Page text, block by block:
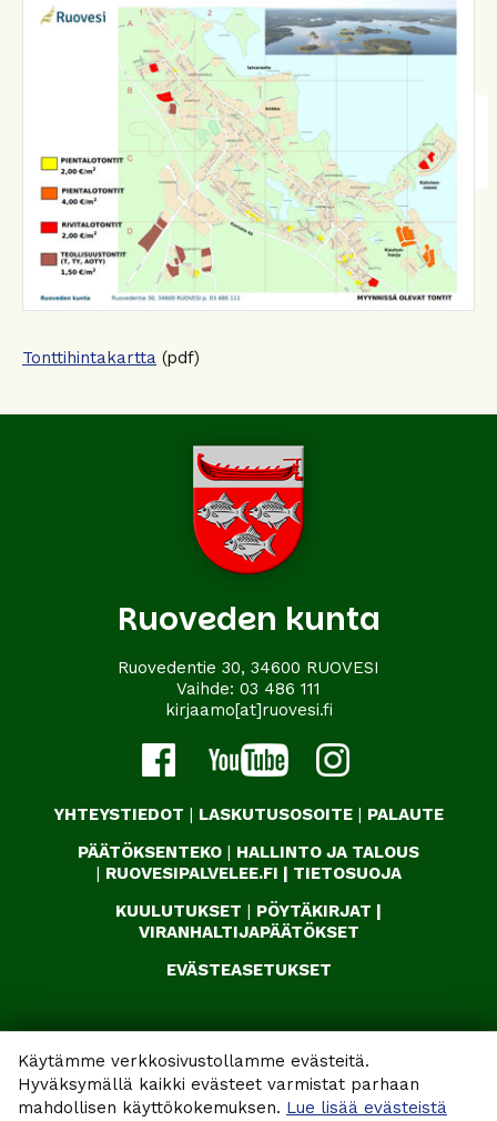
Käytämme verkkosivustollamme evästeitä.
Hyväksymällä kaikki evästeet varmistat parhaan
mahdollisen käyttökokemuksen. Lue lisää evästeistä
Tonttihintakartta (pdf)
Ruoveden kunta
Ruovedentie 30, 34600 RUOVESI
Vaihde: 03 486 111
kirjaamo[at]ruovesi.fi
YHTEYSTIEDOT LASKUTUSOSOITE
PALAUTE
PÄÄTÖKSENTEKO
HALLINTO JA TALOUS
RUOVESIPALVELEE.FI
TIETOSUOJA
KUULUTUKSET
PÖYTÄKIRJAT
VIRANHALTIJAPÄÄTÖKSET
EVÄSTEASETUKSET